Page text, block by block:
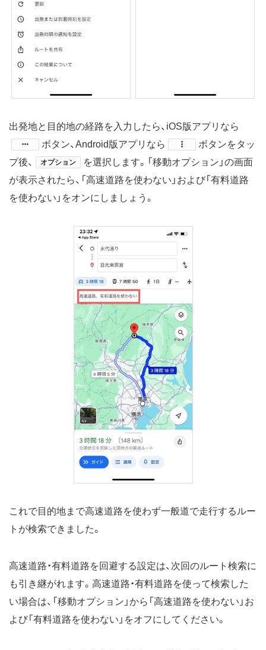
出発地と目的地の経路を入力したら、iOS版アプリなら
​ボタン、Android版アプリなら
​ボタンをタッ
プ後、
オプション
を選択します。「移動オプション」の画面
が表示されたら、「高速道路を使わない」および「有料道路
を使わない」をオンにしましょう。
これで目的地まで高速道路を使わず一般道で走行するルー
トが検索できました。
高速道路・有料道路を回避する設定は、次回のルート検索に
も引き継がれます。高速道路・有料道路を使って検索した
い場合は、「移動オプション」から「高速道路を使わない」お
よび「有料道路を使わない」をオフにしてください。